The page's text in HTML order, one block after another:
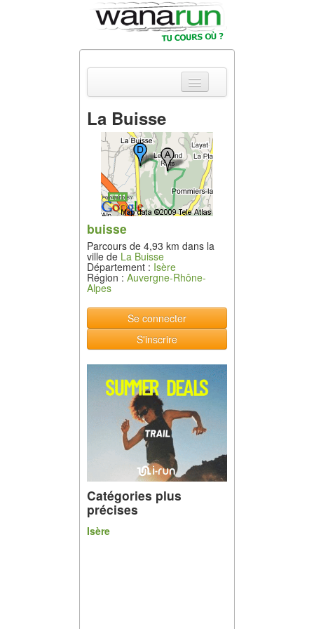
Actualités
Equipements &
Tests
Parcours &
Courses
Outils & Réseaux
La Buisse
buisse
Parcours de 4,93 km dans la
ville de La Buisse
Département : Isère
Région : Auvergne-Rhône-
Alpes
Se connecter
S'inscrire
Catégories plus
précises
Isère